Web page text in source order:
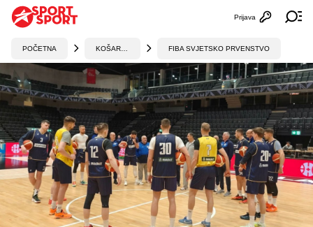
Otvori
Prijava
POČETNA FIBA SVJETSKO PRVENSTVO